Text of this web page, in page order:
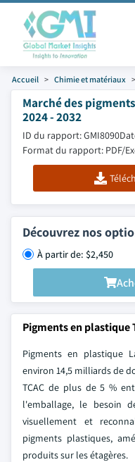
Accueil Chimie et matériaux
Marché des
2024 - 2032
ID du rapport: GMI8090
Format du rapport: PDF/
Découvrez nos
À partir de: $2,450
Pigments en plastique
Pigments en plastique
environ 14,5 milliards de
TCAC de plus de 5 %
l'emballage, le besoin
visuellement et
pigments plastiques,
produits sur les étagères.